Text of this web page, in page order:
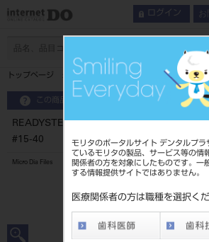
モリタのポータルサイト デンタルプラ
ているモリタの製品、サービス等の情
関係者の方を対象にしたものです。一
する情報提供サイトではありません。
医療関係者の方は職種を選択くだ
ログイン お
トップページ READYSTEEL メルファーKファイ
この商品に関するお問い合わせ
READYSTEEL メルファーKファイル
#15-40
Micro Dia Files
品目コード